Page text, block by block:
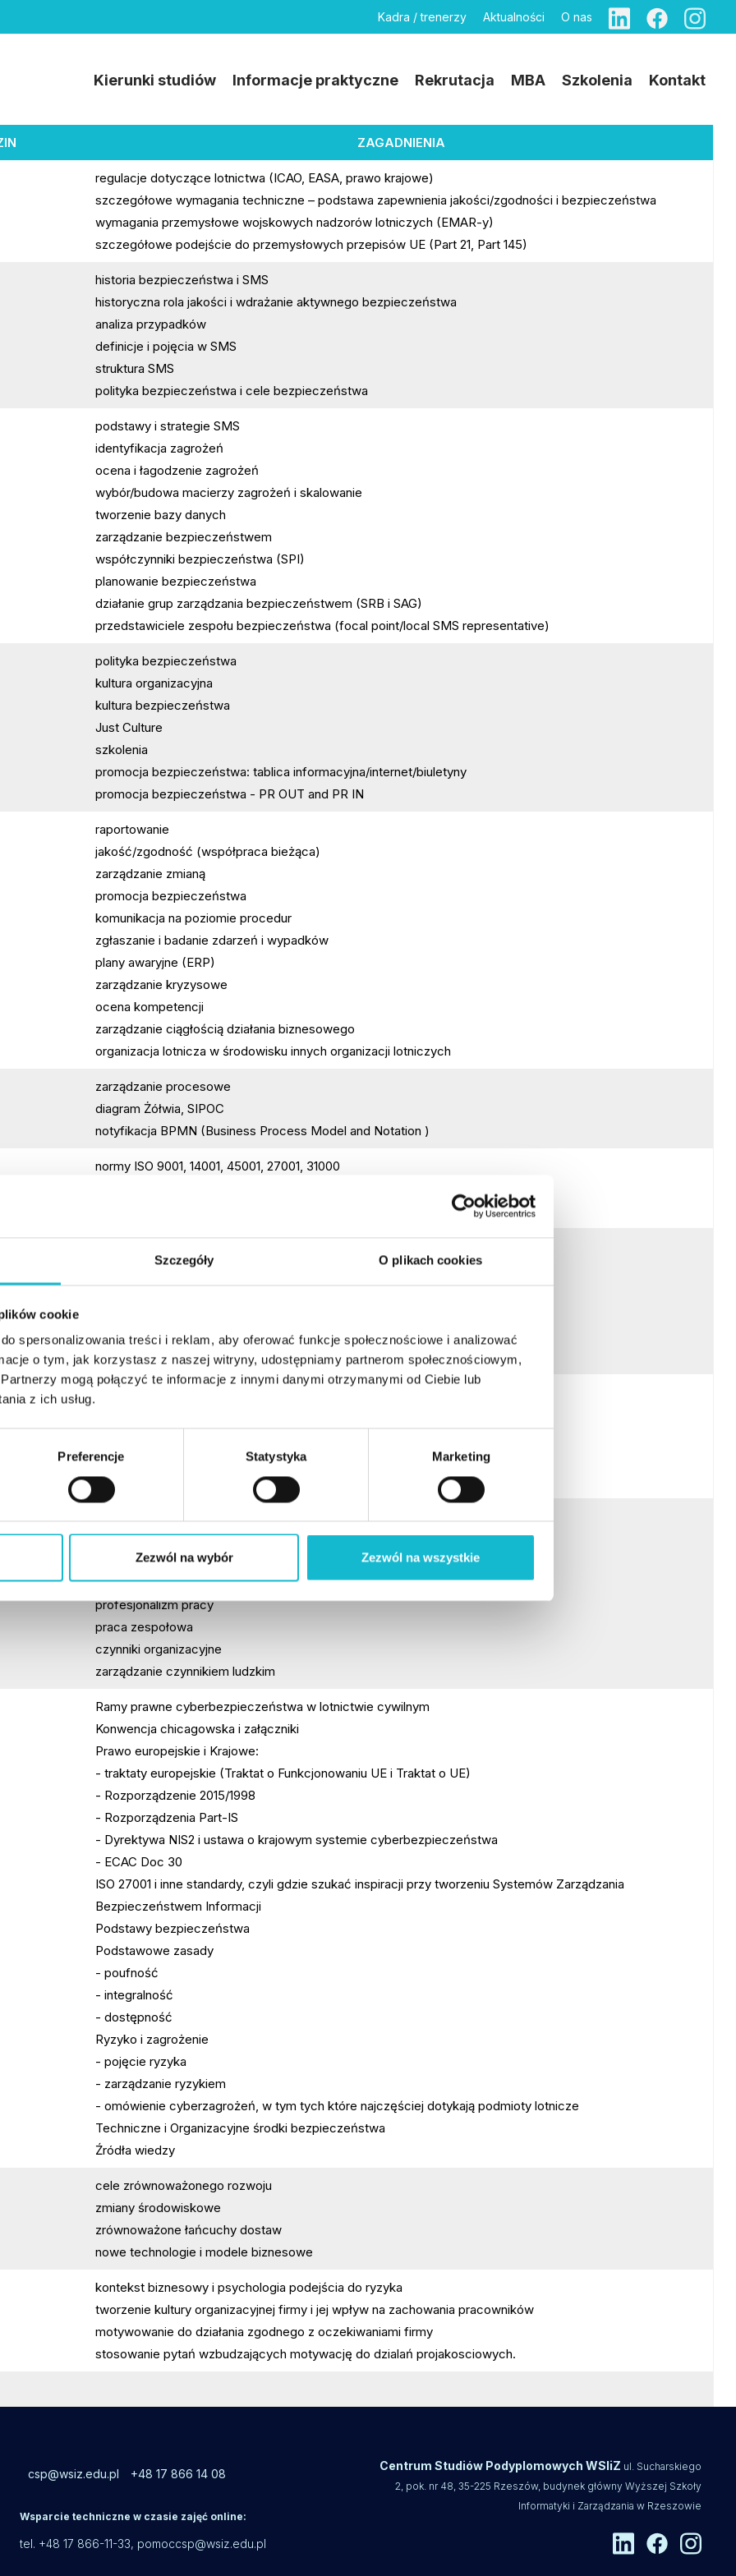
Szczegóły O plikach cookies
cookie
spersonalizowania treści i reklam, aby oferować funkcje społecznościowe i analizować
o tym, jak korzystasz z naszej witryny, udostępniamy partnerom społecznościowym,
mogą połączyć te informacje z innymi danymi otrzymanymi od Ciebie lub
z ich usług.
Preferencje Statystyka Marketing
Zezwól na wybór Zezwól na wszystkie
Kadra / trenerzy Aktualności O nas
Kierunki studiów Informacje praktyczne Rekrutacja MBA Szkolenia Kontakt
ZAGADNIENIA
regulacje dotyczące lotnictwa (ICAO, EASA, prawo krajowe)
szczegółowe wymagania techniczne – podstawa zapewnienia jakości/zgodności i bezpieczeństwa
wymagania przemysłowe wojskowych nadzorów lotniczych (EMAR-y)
szczegółowe podejście do przemysłowych przepisów UE (Part 21, Part 145)
historia bezpieczeństwa i SMS
historyczna rola jakości i wdrażanie aktywnego bezpieczeństwa
analiza przypadków
definicje i pojęcia w SMS
struktura SMS
polityka bezpieczeństwa i cele bezpieczeństwa
podstawy i strategie SMS
identyfikacja zagrożeń
ocena i łagodzenie zagrożeń
wybór/budowa macierzy zagrożeń i skalowanie
tworzenie bazy danych
zarządzanie bezpieczeństwem
współczynniki bezpieczeństwa (SPI)
planowanie bezpieczeństwa
działanie grup zarządzania bezpieczeństwem (SRB i SAG)
przedstawiciele zespołu bezpieczeństwa (focal point/local SMS representative)
polityka bezpieczeństwa
kultura organizacyjna
kultura bezpieczeństwa
Just Culture
szkolenia
promocja bezpieczeństwa: tablica informacyjna/internet/biuletyny
promocja bezpieczeństwa - PR OUT and PR IN
raportowanie
jakość/zgodność (współpraca bieżąca)
zarządzanie zmianą
promocja bezpieczeństwa
komunikacja na poziomie procedur
zgłaszanie i badanie zdarzeń i wypadków
plany awaryjne (ERP)
zarządzanie kryzysowe
ocena kompetencji
zarządzanie ciągłością działania biznesowego
organizacja lotnicza w środowisku innych organizacji lotniczych
zarządzanie procesowe
diagram Żółwia, SIPOC
notyfikacja BPMN (Business Process Model and Notation )
normy ISO 9001, 14001, 45001, 27001, 31000
Proces Zatwierdzania Części do Produkcji (PPAP)
Zaawansowane Planowanie Jakości Wyrobów (APQP)
Analiza Systemu Pomiarowego MSA
Raport 8D
zasady audytowania
przeprowadzenie audytów
działania zapobiegawcze i korygujące
błędy ludzkie
możliwości i ograniczenia człowieka
środowisko i warunki pracy
profesjonalizm pracy
praca zespołowa
czynniki organizacyjne
zarządzanie czynnikiem ludzkim
Ramy prawne cyberbezpieczeństwa w lotnictwie cywilnym
Konwencja chicagowska i załączniki
Prawo europejskie i Krajowe:
- traktaty europejskie (Traktat o Funkcjonowaniu UE i Traktat o UE)
- Rozporządzenie 2015/1998
- Rozporządzenia Part-IS
- Dyrektywa NIS2 i ustawa o krajowym systemie cyberbezpieczeństwa
- ECAC Doc 30
ISO 27001 i inne standardy, czyli gdzie szukać inspiracji przy tworzeniu Systemów Zarządzania
Bezpieczeństwem Informacji
Podstawy bezpieczeństwa
Podstawowe zasady
- poufność
- integralność
- dostępność
Ryzyko i zagrożenie
- pojęcie ryzyka
- zarządzanie ryzykiem
- omówienie cyberzagrożeń, w tym tych które najczęściej dotykają podmioty lotnicze
Techniczne i Organizacyjne środki bezpieczeństwa
Źródła wiedzy
cele zrównoważonego rozwoju
zmiany środowiskowe
zrównoważone łańcuchy dostaw
nowe technologie i modele biznesowe
kontekst biznesowy i psychologia podejścia do ryzyka
tworzenie kultury organizacyjnej firmy i jej wpływ na zachowania pracowników
motywowanie do działania zgodnego z oczekiwaniami firmy
stosowanie pytań wzbudzających motywację do dzialań projakosciowych.
csp@wsiz.edu.pl +48 17 866 14 08
Wsparcie techniczne w czasie zajęć online:
tel. +48 17 866-11-33, pomoccsp@wsiz.edu.pl
Centrum Studiów Podyplomowych WSIiZ ul. Sucharskiego
2, pok. nr 48, 35-225 Rzeszów, budynek główny Wyższej Szkoły
Informatyki i Zarządzania w Rzeszowie